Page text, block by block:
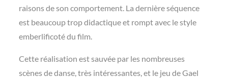
raisons de son comportement. La dernière séquence
est beaucoup trop didactique et rompt avec le style
emberlificoté du film.
Cette réalisation est sauvée par les nombreuses
scènes dedanse, très intéressantes, et le jeu de Gael